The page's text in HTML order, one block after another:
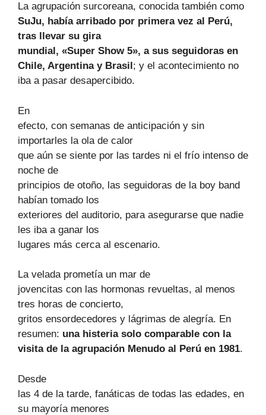
La agrupación surcoreana, conocida también como
SuJu, había arribado por primera vez al Perú,
tras llevar su gira
mundial, «Super Show 5», a sus seguidoras en
Chile, Argentina y Brasil; y el acontecimiento no
iba a pasar desapercibido.
En
efecto, con semanas de anticipación y sin
importarles la ola de calor
que aún se siente por las tardes ni el frío intenso de
noche de
principios de otoño, las seguidoras de la boy band
habían tomado los
exteriores del auditorio, para asegurarse que nadie
les iba a ganar los
lugares más cerca al escenario.
La velada prometía un mar de
jovencitas con las hormonas revueltas, al menos
tres horas de concierto,
gritos ensordecedores y lágrimas de alegría. En
resumen: una histeria solo comparable con la
visita de la agrupación Menudo al Perú en 1981.
Desde
las 4 de la tarde, fanáticas de todas las edades, en
su mayoría menores